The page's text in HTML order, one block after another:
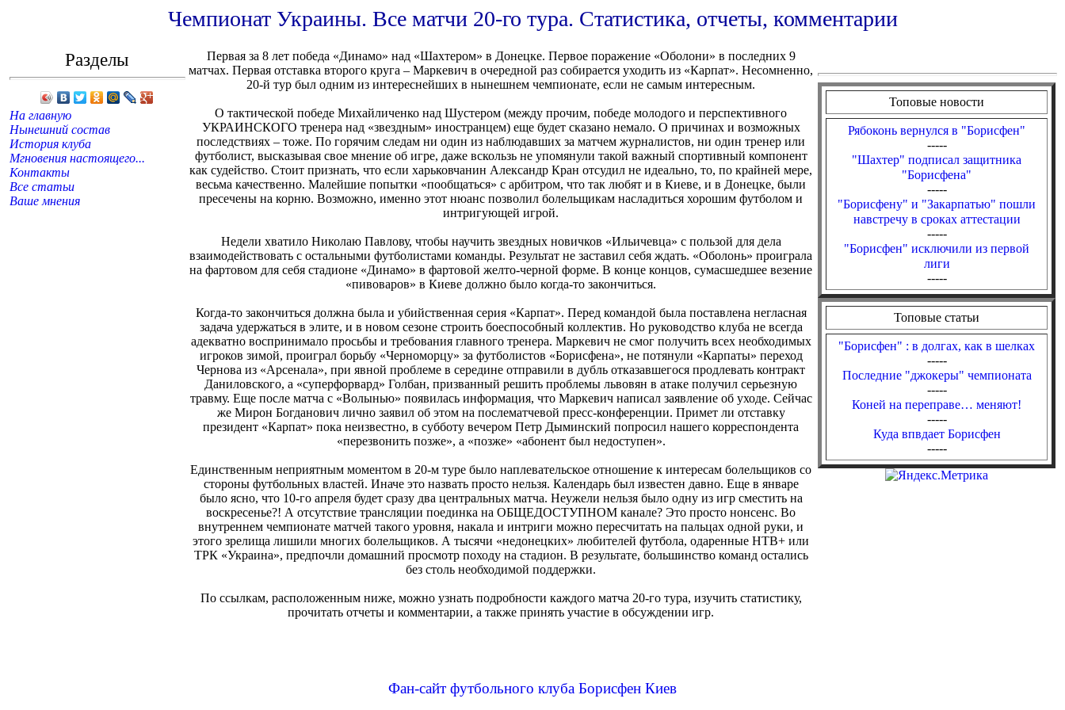
Чемпионат Украины. Все матчи 20-го тура. Статистика, отчеты, комментарии
Разделы
На главную
Нынешний состав
История клуба
Мгновения настоящего...
Контакты
Все статьи
Ваше мнения
Первая за 8 лет победа «Динамо» над «Шахтером» в Донецке. Первое поражение «Оболони» в последних 9
матчах. Первая отставка второго круга – Маркевич в очередной раз собирается уходить из «Карпат». Несомненно,
20-й тур был одним из интереснейших в нынешнем чемпионате, если не самым интересным.
О тактической победе Михайличенко над Шустером (между прочим, победе молодого и перспективного
УКРАИНСКОГО тренера над «звездным» иностранцем) еще будет сказано немало. О причинах и возможных
последствиях – тоже. По горячим следам ни один из наблюдавших за матчем журналистов, ни один тренер или
футболист, высказывая свое мнение об игре, даже вскользь не упомянули такой важный спортивный компонент
как судейство. Стоит признать, что если харьковчанин Александр Кран отсудил не идеально, то, по крайней мере,
весьма качественно. Малейшие попытки «пообщаться» с арбитром, что так любят и в Киеве, и в Донецке, были
пресечены на корню. Возможно, именно этот нюанс позволил болельщикам насладиться хорошим футболом и
интригующей игрой.
Недели хватило Николаю Павлову, чтобы научить звездных новичков «Ильичевца» с пользой для дела
взаимодействовать с остальными футболистами команды. Результат не заставил себя ждать. «Оболонь» проиграла
на фартовом для себя стадионе «Динамо» в фартовой желто-черной форме. В конце концов, сумасшедшее везение
«пивоваров» в Киеве должно было когда-то закончиться.
Когда-то закончиться должна была и убийственная серия «Карпат». Перед командой была поставлена негласная
задача удержаться в элите, и в новом сезоне строить боеспособный коллектив. Но руководство клуба не всегда
адекватно воспринимало просьбы и требования главного тренера. Маркевич не смог получить всех необходимых
игроков зимой, проиграл борьбу «Черноморцу» за футболистов «Борисфена», не потянули «Карпаты» переход
Чернова из «Арсенала», при явной проблеме в середине отправили в дубль отказавшегося продлевать контракт
Даниловского, а «суперфорвард» Голбан, призванный решить проблемы львовян в атаке получил серьезную
травму. Еще после матча с «Волынью» появилась информация, что Маркевич написал заявление об уходе. Сейчас
же Мирон Богданович лично заявил об этом на послематчевой пресс-конференции. Примет ли отставку
президент «Карпат» пока неизвестно, в субботу вечером Петр Дыминский попросил нашего корреспондента
«перезвонить позже», а «позже» «абонент был недоступен».
Единственным неприятным моментом в 20-м туре было наплевательское отношение к интересам болельщиков со
стороны футбольных властей. Иначе это назвать просто нельзя. Календарь был известен давно. Еще в январе
было ясно, что 10-го апреля будет сразу два центральных матча. Неужели нельзя было одну из игр сместить на
воскресенье?! А отсутствие трансляции поединка на ОБЩЕДОСТУПНОМ канале? Это просто нонсенс. Во
внутреннем чемпионате матчей такого уровня, накала и интриги можно пересчитать на пальцах одной руки, и
этого зрелища лишили многих болельщиков. А тысячи «недонецких» любителей футбола, одаренные НТВ+ или
ТРК «Украина», предпочли домашний просмотр походу на стадион. В результате, большинство команд остались
без столь необходимой поддержки.
По ссылкам, расположенным ниже, можно узнать подробности каждого матча 20-го тура, изучить статистику,
прочитать отчеты и комментарии, а также принять участие в обсуждении игр.
Топовые новости
Рябоконь вернулся в "Борисфен"
-----
"Шахтер" подписал защитника
"Борисфена"
-----
"Борисфену" и "Закарпатью" пошли
навстречу в сроках аттестации
-----
"Борисфен" исключили из первой
лиги
-----
Топовые статьи
"Борисфен" : в долгах, как в шелках
-----
Последние "джокеры" чемпионата
-----
Коней на переправе… меняют!
-----
Куда впвдает Борисфен
-----
Фан-сайт футбольного клуба Борисфен Киев